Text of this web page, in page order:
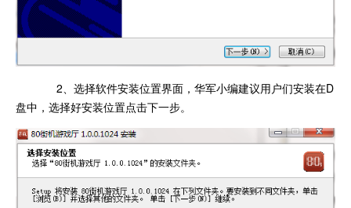
2、选择软件安装位置界面，华军小编建议用户们安装在D
盘中，选择好安装位置点击下一步。